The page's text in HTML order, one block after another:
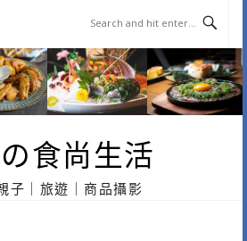
食尚生活
子｜旅遊｜商品攝影